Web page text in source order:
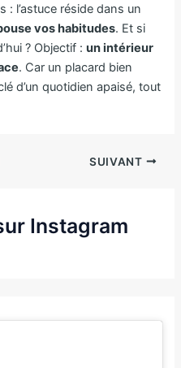
: l’astuce réside dans un
vos habitudes. Et si
? Objectif :un intérieur
. Car un placard bien
d’un quotidien apaisé, tout
SUIVANT
Instagram